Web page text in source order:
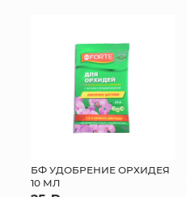
БФ УДОБРЕНИЕ ОРХИДЕЯ
10 МЛ